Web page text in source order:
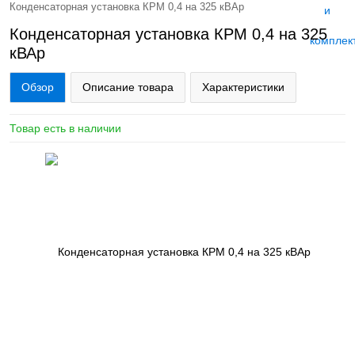
Конденсаторная установка КРМ 0,4 на 325 кВАр
Конденсаторная установка КРМ 0,4 на 325
кВАр
Обзор Описание товара Характеристики
Товар есть в наличии